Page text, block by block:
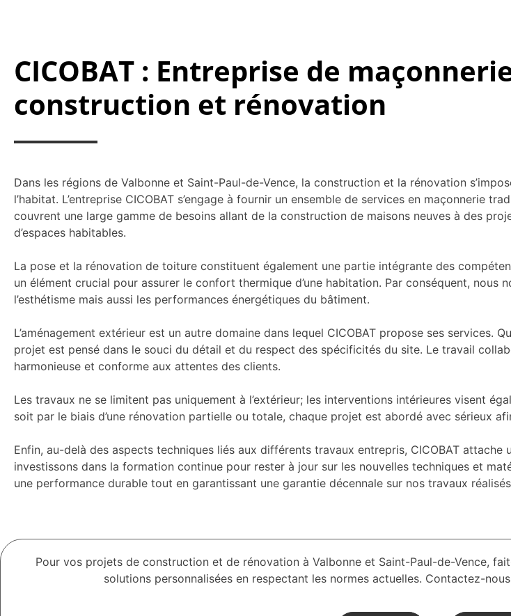
CICOBAT : Entreprise de
construction et rénovation
Dans les régions de Valbonne et Saint-Paul-de-Vence, la construction et la rénovation
l’habitat. L’entreprise CICOBAT s’engage à fournir un ensemble de services en maçonnerie
couvrent une large gamme de besoins allant de la construction de maisons neuves à des
d’espaces habitables.
La pose et la rénovation de toiture constituent également une partie intégrante des
un élément crucial pour assurer le confort thermique d’une habitation. Par conséquent,
l’esthétisme mais aussi les performances énergétiques du bâtiment.
L’aménagement extérieur est un autre domaine dans lequel CICOBAT propose ses services.
projet est pensé dans le souci du détail et du respect des spécificités du site. Le travail
harmonieuse et conforme aux attentes des clients.
Les travaux ne se limitent pas uniquement à l’extérieur; les interventions intérieures visent
soit par le biais d’une rénovation partielle ou totale, chaque projet est abordé avec sérieux
Enfin, au-delà des aspects techniques liés aux différents travaux entrepris, CICOBAT
investissons dans la formation continue pour rester à jour sur les nouvelles techniques et
une performance durable tout en garantissant une garantie décennale sur nos travaux
Pour vos projets de construction et de rénovation à Valbonne et Saint-Paul-de-Vence,
solutions personnalisées en respectant les normes actuelles. Contactez-